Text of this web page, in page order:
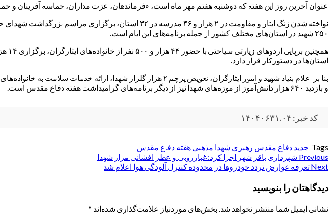
عنوان آخرین روز این هفته که دوشنبه هفتم مهر ماه است، «فرماندهان، عزت مداران، حماسه آفرینان
۲۵۰ شهید در استان‌های مختلف کشور از جمله برنامه‌های این ایام است.
استان‌ها در دستورکار قرار دارد.
بنا بر اعلام بنیاد شهید و امور ایثارگران، تعویض پرچم ۲ هزار گلزار
و بازدید ۶۴۰ هزار دانش‌آموز از موزه‌های شهدا نیز از دیگر برنامه‌های گرامیداشت هفته دفاع مقدس است.
کد خبر: ۱۴۰۴۰۶۳۱.۰۴
Tags: جدید دفاع مقدس رهبری شهدا مذهبی هفته دفاع مقدس
Post
navigation
Previous شهرداری باقر شهر اجرا کرد: غبارروبی و عطر افشانی مزار شهدا
Next تعرفه عوارض تردد خودروها در محدوده کنترل آلودگی هوا اعلام شد
دیدگاهتان را بنویسید
نشانی ایمیل شما منتشر نخواهد شد. بخش‌های موردنیاز علامت‌گذاری شده‌اند *